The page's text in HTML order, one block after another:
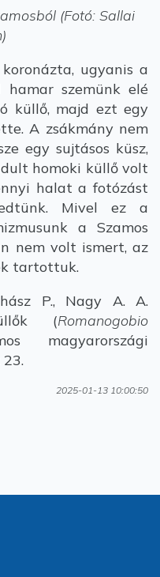
(Fotó: Sallai
ugyanis a
hamar szemünk elé
küllő, majd ezt egy
A zsákmány nem
egy sujtásos küsz,
homoki küllő volt
halat a fotózást
Mivel ez a
a Szamos
nem volt ismert, az
tartottuk.
P., Nagy A. A.
(Romanogobio
magyarországi
2025-01-13 10:00:50